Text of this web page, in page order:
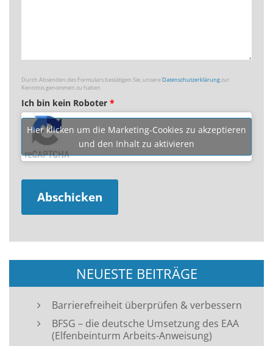
Durch Absenden des Formulars bestätigen Sie, unsereDatenschutzerklärungzur
Kenntnis genommen zu haben
Ich bin kein Roboter *
Hier klicken um die Marketing-Cookies zu akzeptieren
und den Inhalt zu aktivieren
NEUESTE BEITRÄGE
Barrierefreiheit überprüfen & verbessern
BFSG – die deutsche Umsetzung des EAA
(Elfenbeinturm Arbeits-Anweisung)